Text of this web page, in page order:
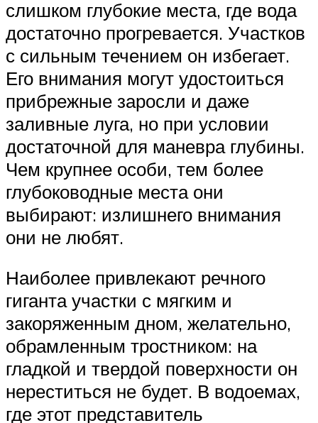
слишком глубокие места, где вода
достаточно прогревается. Участков
с сильным течением он избегает.
Его внимания могут удостоиться
прибрежные заросли и даже
заливные луга, но при условии
достаточной для маневра глубины.
Чем крупнее особи, тем более
глубоководные места они
выбирают: излишнего внимания
они не любят.
Наиболее привлекают речного
гиганта участки с мягким и
закоряженным дном, желательно,
обрамленным тростником: на
гладкой и твердой поверхности он
нереститься не будет. В водоемах,
где этот представитель